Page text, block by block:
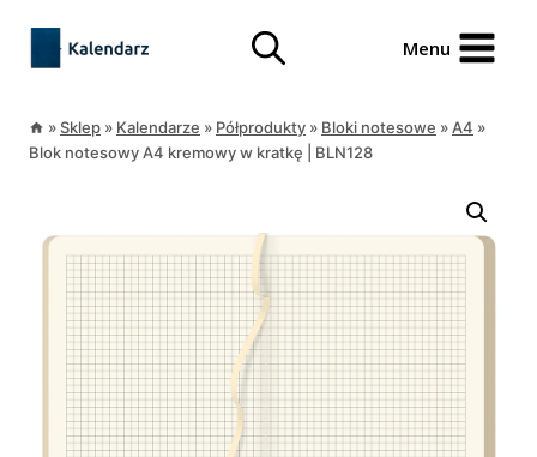
treści
treści
Menu
»Sklep » Kalendarze » Półprodukty » Bloki notesowe »A4 »
Blok notesowy A4 kremowy w kratkę | BLN128